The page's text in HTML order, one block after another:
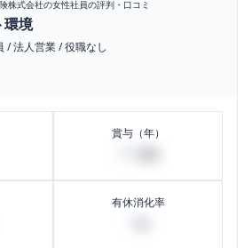
株式会社の女性社員の評判・口コミ
環境
/法人営業/役職なし
賞与（年）
有休消化率